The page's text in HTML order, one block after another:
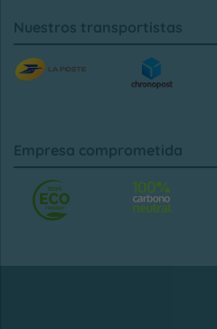
Nuestros transportistas
Empresa comprometida